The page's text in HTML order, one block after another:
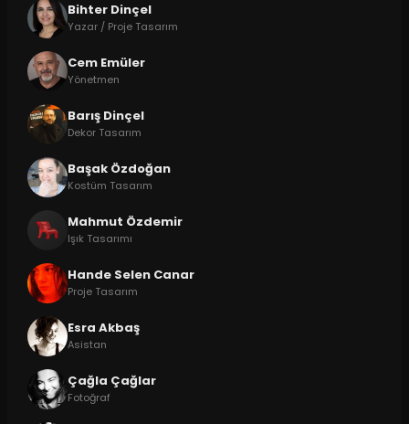
Bihter Dinçel
Yazar / Proje Tasarım
Cem Emüler
Yönetmen
Barış Dinçel
Dekor Tasarım
Başak Özdoğan
Kostüm Tasarım
Mahmut Özdemir
Işık Tasarımı
Hande Selen Canar
Proje Tasarım
Esra Akbaş
Asistan
Çağla Çağlar
Fotoğraf